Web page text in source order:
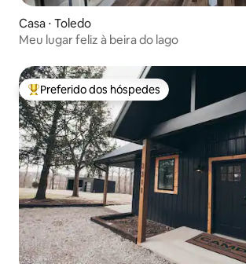
Casa ⋅ Toledo
Meu lugar feliz à beira do lago
Entre os melhores preferidos dos
Preferido dos hóspedes